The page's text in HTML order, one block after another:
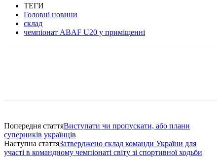
ТЕГИ
Головні новини
склад
чемпіонат ABAF U20 у приміщенні
Попередня статтяВиступати чи пропускати, або плани
суперників українців
Наступна статтяЗатверджено склад команди України для
участі в командному чемпіонаті світу зі спортивної ходьби